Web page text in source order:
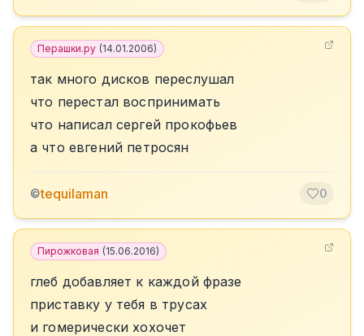
Перашки.ру (14.01.2006)
так много дисков переслушал
что перестал воспринимать
что написал сергей прокофьев
а что евгений петросян
©tequilaman 0
Пирожковая (15.06.2016)
глеб добавляет к каждой фразе
приставку у тебя в трусах
и гомерически хохочет